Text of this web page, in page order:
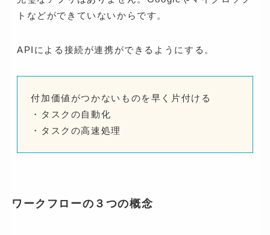
トなどができていないからです。
APIによる接続が連携ができるようにする。
付加価値がつかないものを早く片付ける
・タスクの自動化
・タスクの高速処理
ワークフローの３つの概念